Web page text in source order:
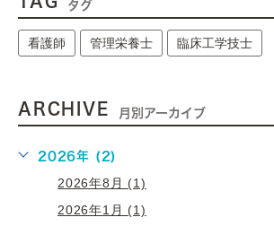
タグ
看護師 管理栄養士 臨床工学技士
ARCHIVE 月別アーカイブ
2026年 (2)
2026年8月 (1)
2026年1月 (1)